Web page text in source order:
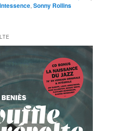
,Sonny Rollins